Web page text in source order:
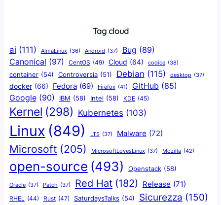
Tag cloud
ai (111) AlmaLinux (36) Android (37) Bug (89)
Canonical (97) CentOS (49) Cloud (64) codice (38)
container (54) Controversia (51) Debian (115) desktop (37)
docker (66) Fedora (69) Firefox (41) GitHub (85)
Google (90) IBM (58) Intel (58) KDE (45)
Kernel (298) Kubernetes (103)
Linux (849) LTS (37) Malware (72)
Microsoft (205) MicrosoftLovesLinux (37) Mozilla (42)
open-source (493) Openstack (58)
Oracle (37) Patch (37) Red Hat (182) Release (71)
RHEL (44) Rust (47) SaturdaysTalks (54) Sicurezza (150)